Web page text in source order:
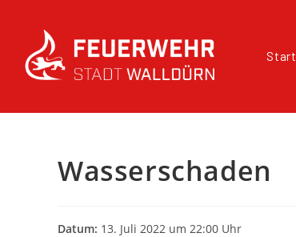
Wasserschaden
Datum: 13. Juli 2022 um 22:00 Uhr